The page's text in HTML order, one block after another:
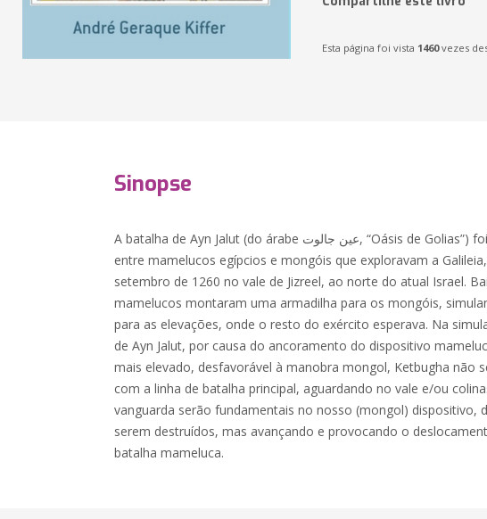
Esta página foi vista 1460vezes
Sinopse
A batalha de Ayn Jalut (do árabe عين جالوت, “Oásis de Golias”) foi um confronto
entre mamelucos egípcios e mongóis que exploravam a
setembro de 1260 no vale de Jizreel, ao norte do atual Israel.
mamelucos montaram uma armadilha para os mongóis,
para as elevações, onde o resto do exército esperava. Na
de Ayn Jalut, por causa do ancoramento do dispositivo
mais elevado, desfavorável à manobra mongol, Ketbugha não
com a linha de batalha principal, aguardando no vale e/ou
vanguarda serão fundamentais no nosso (mongol) dispositivo,
serem destruídos, mas avançando e provocando o
batalha mameluca.